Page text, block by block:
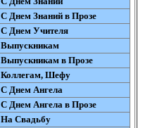
С Днем Знаний в Прозе
С Днем Учителя
Выпускникам
Выпускникам в Прозе
Коллегам, Шефу
С Днем Ангела
С Днем Ангела в Прозе
На Свадьбу